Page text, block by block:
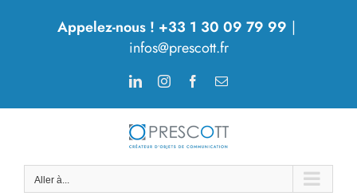
Appelez-nous ! +33 1 30 09 79 99 |
infos@prescott.fr
LinkedInInstagramFacebook
Email
Aller à...